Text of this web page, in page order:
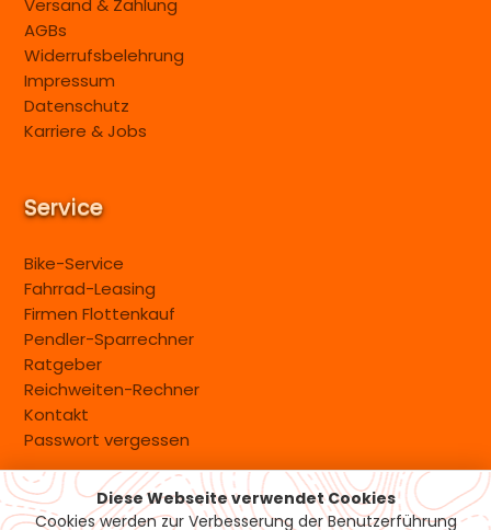
AGBs
Widerrufsbelehrung
Impressum
Datenschutz
Karriere & Jobs
Service
Bike-Service
Fahrrad-Leasing
Firmen Flottenkauf
Pendler-Sparrechner
Ratgeber
Reichweiten-Rechner
Kontakt
Passwort vergessen
Versand & Zahlung
Diese Webseite verwendet Cookies
Cookies werden zur Verbesserung der Benutzerführung